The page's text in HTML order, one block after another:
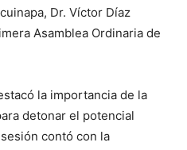
Dr. Víctor Díaz
Asamblea Ordinaria de
la importancia de la
detonar el potencial
contó con la